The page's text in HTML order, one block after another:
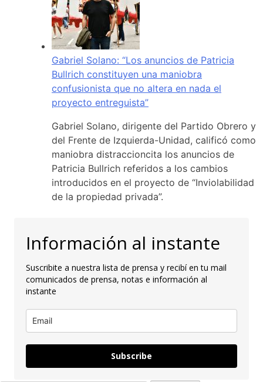
Gabriel Solano: “Los anuncios de Patricia
Bullrich constituyen una maniobra
confusionista que no altera en nada el
proyecto entreguista”
Gabriel Solano, dirigente del Partido Obrero y
del Frente de Izquierda-Unidad, calificó como
maniobra distraccioncita los anuncios de
Patricia Bullrich referidos a los cambios
introducidos en el proyecto de “Inviolabilidad
de la propiedad privada”.
Información al instante
Suscribite a nuestra lista de prensa y recibí en tu mail
comunicados de prensa, notas e información al
instante
Subscribe